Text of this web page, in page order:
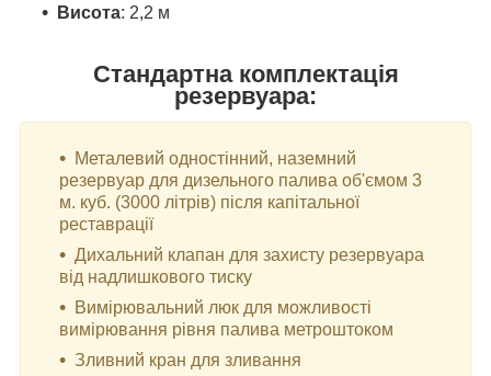
Висота: 2,2 м
Стандартна комплектація
резервуара:
Металевий одностінний, наземний
резервуар для дизельного палива об'ємом 3
м. куб. (3000 літрів) після капітальної
реставрації
Дихальний клапан для захисту резервуара
від надлишкового тиску
Вимірювальний люк для можливості
вимірювання рівня палива метроштоком
Зливний кран для зливання